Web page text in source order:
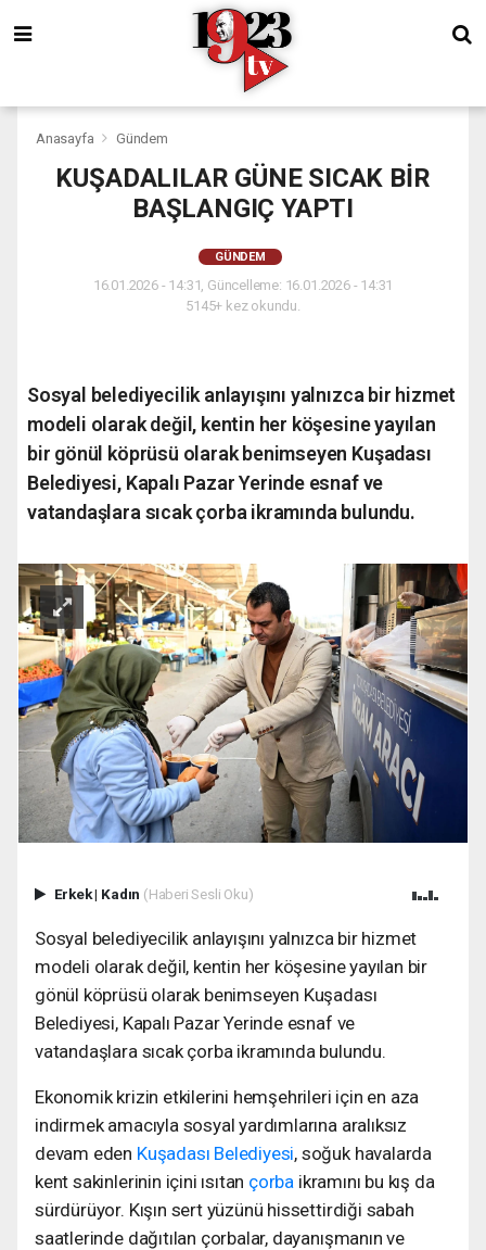
Anasayfa Gündem
KUŞADALILAR GÜNE SICAK BİR
BAŞLANGIÇ YAPTI
GÜNDEM
16.01.2026 - 14:31, Güncelleme: 16.01.2026 - 14:31
5145+ kez okundu.
Sosyal belediyecilik anlayışını yalnızca bir hizmet
modeli olarak değil, kentin her köşesine yayılan
bir gönül köprüsü olarak benimseyen Kuşadası
Belediyesi, Kapalı Pazar Yerinde esnaf ve
vatandaşlara sıcak çorba ikramında bulundu.
Erkek| Kadın (Haberi Sesli Oku)
Sosyal belediyecilik anlayışını yalnızca bir hizmet
modeli olarak değil, kentin her köşesine yayılan bir
gönül köprüsü olarak benimseyen Kuşadası
Belediyesi, Kapalı Pazar Yerinde esnaf ve
vatandaşlara sıcak çorba ikramında bulundu.
Ekonomik krizin etkilerini hemşehrileri için en aza
indirmek amacıyla sosyal yardımlarına aralıksız
devam eden Kuşadası Belediyesi, soğuk havalarda
kent sakinlerinin içini ısıtan çorba ikramını bu kış da
sürdürüyor. Kışın sert yüzünü hissettirdiği sabah
saatlerinde dağıtılan çorbalar, dayanışmanın ve